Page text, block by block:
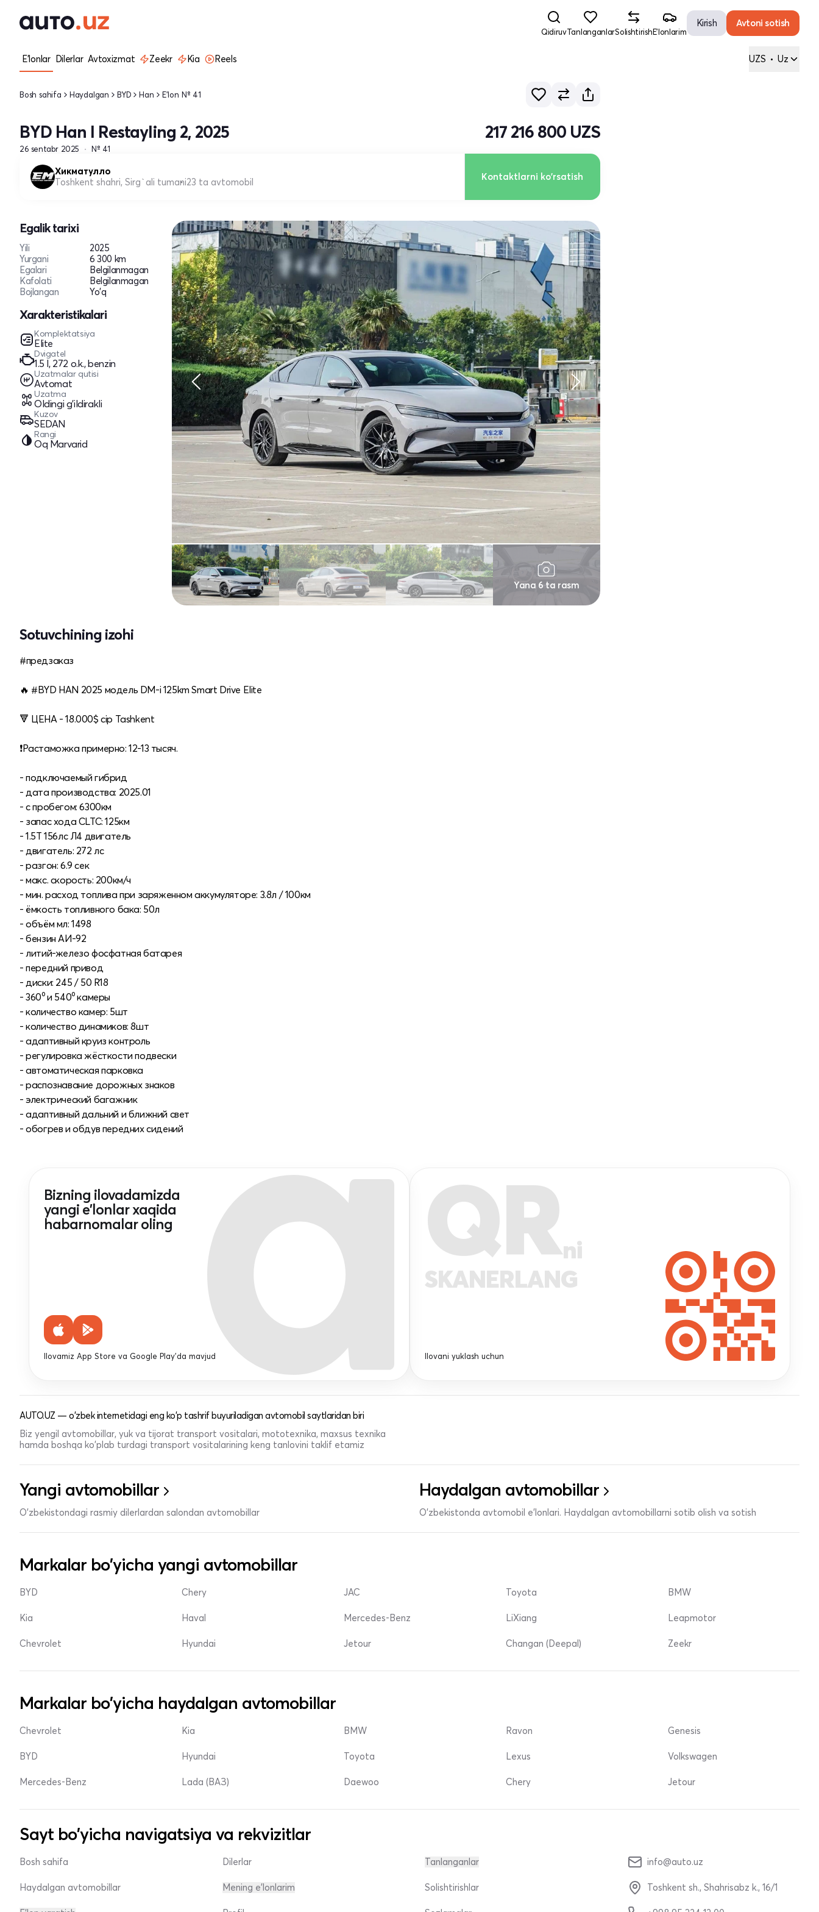
QidiruvTanlanganlarSolishtirishE'lonlarim
Kirish Avtoni sotish
E'lonlar Dilerlar Avtoxizmat Zeekr Kia Reels UZS • Uz
Bosh sahifa Haydalgan BYD Han E'lon № 41
BYD Han I Restayling 2, 2025
26 sentabr 2025 № 41
217 216 800 UZS
Хикматулло
Toshkent shahri, Sirg`ali tumani23 ta avtomobil Kontaktlarni ko'rsatish
Egalik tarixi
Yili
2025
Yurgani
6 300 km
Egalari
Belgilanmagan
Kafolati
Belgilanmagan
Bojlangan
Yo'q
Xarakteristikalari
Komplektatsiya
Elite
Dvigatel
1.5 l, 272 o.k., benzin
Uzatmalar qutisi
Avtomat
Uzatma
Oldingi g'ildirakli
Kuzov
SEDAN
Rangi
Oq Marvarid
Yana 6 ta rasm
Sotuvchining izohi
#предзаказ
🔥 #BYD HAN 2025 модель DM-i 125km Smart Drive Elite
🔻 ЦЕНА - 18.000$ cip Tashkent
❗️Растаможка примерно: 12-13 тысяч.
- подключаемый гибрид
- дата производства: 2025.01
- с пробегом: 6300км
- запас хода CLTC: 125км
- 1.5Т 156лс Л4 двигатель
- двигатель: 272 лс
- разгон: 6.9 сек
- макс. скорость: 200км/ч
- мин. расход топлива при заряженном аккумуляторе: 3.8л / 100км
- ёмкость топливного бака: 50л
- объём мл: 1498
- бензин АИ-92
- литий-железо фосфатная батарея
- передний привод
- диски: 245 / 50 R18
- 360⁰ и 540⁰ камеры
- количество камер: 5шт
- количество динамиков: 8шт
- адаптивный круиз контроль
- регулировка жёсткости подвески
- автоматическая парковка
- распознавание дорожных знаков
- электрический багажник
- адаптивный дальний и ближний свет
- обогрев и обдув передних сидений
Bizning ilovadamizda
yangi e'lonlar xaqida
habarnomalar oling
Ilovamiz App Store va Google Play'da mavjud
QRni
SKANERLANG
Ilovani yuklash uchun
AUTO.UZ — o'zbek internetidagi eng ko'p tashrif buyuriladigan avtomobil saytlaridan biri
Biz yengil avtomobillar, yuk va tijorat transport vositalari, mototexnika, maxsus texnika
hamda boshqa ko'plab turdagi transport vositalarining keng tanlovini taklif etamiz
Yangi avtomobillar
O'zbekistondagi rasmiy dilerlardan salondan avtomobillar
Haydalgan avtomobillar
O'zbekistonda avtomobil e’lonlari. Haydalgan avtomobillarni sotib olish va sotish
Markalar bo'yicha yangi avtomobillar
BYD
Kia
Chevrolet
Chery
Haval
Hyundai
JAC
Mercedes-Benz
Jetour
Toyota
LiXiang
Changan (Deepal)
BMW
Leapmotor
Zeekr
Markalar bo'yicha haydalgan avtomobillar
Chevrolet
BYD
Mercedes-Benz
Kia
Hyundai
Lada (ВАЗ)
BMW
Toyota
Daewoo
Ravon
Lexus
Chery
Genesis
Volkswagen
Jetour
Sayt bo'yicha navigatsiya va rekvizitlar
Bosh sahifa
Haydalgan avtomobillar
Dilerlar
Mening e'lonlarim
Tanlanganlar
Solishtirishlar
info@auto.uz
Toshkent sh., Shahrisabz k., 16/1